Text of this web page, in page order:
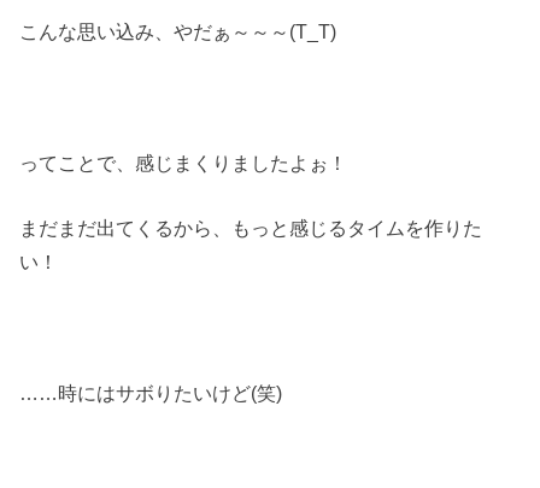
こんな思い込み、やだぁ～～～(T_T)
ってことで、感じまくりましたよぉ！
まだまだ出てくるから、もっと感じるタイムを作りた
い！
……時にはサボりたいけど(笑)